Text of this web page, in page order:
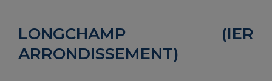
LONGCHAMP (IER
ARRONDISSEMENT)